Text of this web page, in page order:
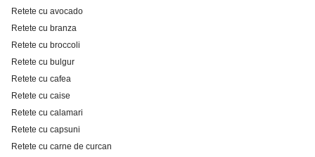
Retete cu avocado
Retete cu branza
Retete cu broccoli
Retete cu bulgur
Retete cu cafea
Retete cu caise
Retete cu calamari
Retete cu capsuni
Retete cu carne de curcan